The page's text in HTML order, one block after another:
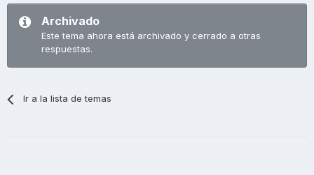
Archivado
Este tema ahora está archivado y cerrado a otras
respuestas.
Ir a la lista de temas